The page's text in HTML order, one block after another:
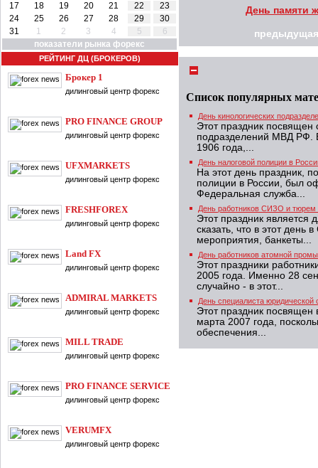
17
18 19 20 21 22
23
24
25 26 27 28 29
30
31
1 2 3 4 5
6
показатели рынка форекс
РЕЙТИНГ ДЦ (БРОКЕРОВ)
Брокер 1
дилинговый центр форекс
PRO FINANCE GROUP
дилинговый центр форекс
UFXMARKETS
дилинговый центр форекс
FRESHFOREX
дилинговый центр форекс
Land FX
дилинговый центр форекс
ADMIRAL MARKETS
дилинговый центр форекс
MILL TRADE
дилинговый центр форекс
PRO FINANCE SERVICE
дилинговый центр форекс
VERUMFX
дилинговый центр форекс
День памяти
предыдущая
Список популярных
День кинологических
Этот праздник посвящен
подразделений МВД РФ.
1906 года,...
День налоговой полиции в
На этот день праздник,
полиции в России, был
Федеральная служба...
День работников СИЗО и тюрем
Этот праздник является
сказать, что в этот
мероприятия, банкеты...
День работников атомной
Этот праздники
2005 года. Именно 28
случайно - в этот...
День специалиста
Этот праздник
марта 2007 года,
обеспечения...